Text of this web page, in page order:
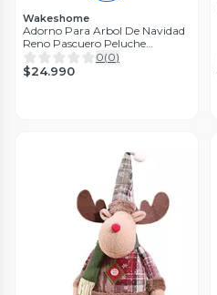
Wakeshome
Adorno Para Arbol De Navidad
Reno Pascuero Peluche
Navideño 38cm
0(0)
$24.990